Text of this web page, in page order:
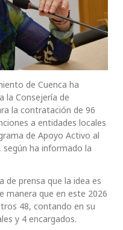
de Cuenca ha
la Consejería de
la contratación de 96
a entidades locales
de Apoyo Activo al
según ha informado la
de prensa que la idea es
manera que en este 2026
48, contando en su
y 4 encargados.